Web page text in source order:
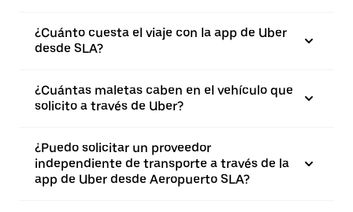
¿Cuánto cuesta el viaje con la app de Uber
desde SLA?
¿Cuántas maletas caben en el vehículo que
solicito a través de Uber?
¿Puedo solicitar un proveedor
independiente de transporte a través de la
app de Uber desde Aeropuerto SLA?